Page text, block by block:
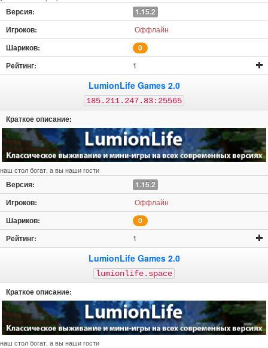
1.15.2
Оффлайн
0
1
LumionLife Games 2.0
185.211.247.83:25565
наш стол богат, а вы наши гости
1.15.2
Оффлайн
0
1
LumionLife Games 2.0
lumionlife.space
наш стол богат, а вы наши гости